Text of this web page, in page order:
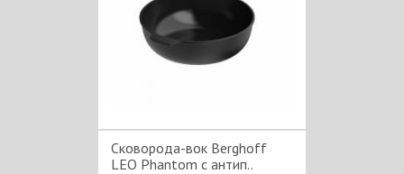
Сковорода-вок Berghoff
LEO Phantom c антип..